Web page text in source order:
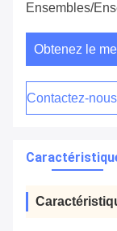
Ensembles/
Obtenez le
Contactez-